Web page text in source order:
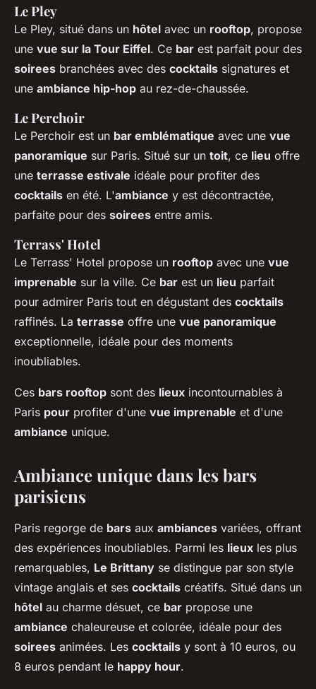
Le Pley
Le Pley, situé dans un hôtel avec un rooftop, propose
une vue sur la Tour Eiffel. Ce bar est parfait pour des
soirees branchées avec des cocktails signatures et
une ambiance hip-hop au rez-de-chaussée.
Le Perchoir
Le Perchoir est un bar emblématique avec une vue
panoramique sur Paris. Situé sur un toit, ce lieu offre
une terrasse estivale idéale pour profiter des
cocktails en été. L'ambiance y est décontractée,
parfaite pour des soirees entre amis.
Terrass' Hotel
Le Terrass' Hotel propose un rooftop avec une vue
imprenable sur la ville. Ce bar est un lieu parfait
pour admirer Paris tout en dégustant des cocktails
raffinés. La terrasse offre une vue panoramique
exceptionnelle, idéale pour des moments
inoubliables.
Ces bars rooftop sont des lieux incontournables à
Paris pour profiter d'une vue imprenable et d'une
ambiance unique.
Ambiance unique dans les bars
parisiens
Paris regorge de bars aux ambiances variées, offrant
des expériences inoubliables. Parmi les lieux les plus
remarquables, Le Brittany se distingue par son style
vintage anglais et ses cocktails créatifs. Situé dans un
hôtel au charme désuet, ce bar propose une
ambiance chaleureuse et colorée, idéale pour des
soirees animées. Les cocktails y sont à 10 euros, ou
8 euros pendant le happy hour.